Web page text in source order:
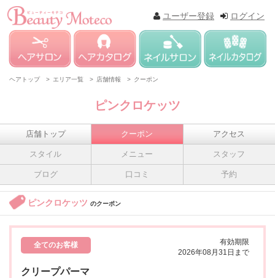
ログイン
ユーザー登録
ヘアトップ > エリア一覧 > 店舗情報 > クーポン
ピンクロケッツ
店舗トップ クーポン アクセス
スタイル メニュー スタッフ
ブログ 口コミ 予約
ピンクロケッツ のクーポン
全てのお客様
有効期限
2026年08月31日まで
クリープパーマ